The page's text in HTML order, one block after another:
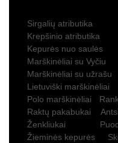
Sirgalių atributika
Krepšinio atributika
Kepurės nuo saulės
Marškinėliai su Vyčiu
Marškinėliai su užrašu
Lietuviški marškinėliai
Polo marškinėliai
Raktų pakabukai
Ženkliukai
Žieminės kepurės